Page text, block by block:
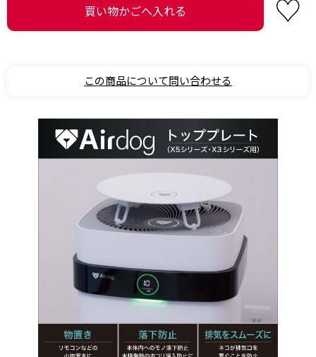
この商品について問い合わせる